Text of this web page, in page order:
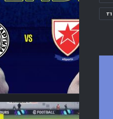
T1